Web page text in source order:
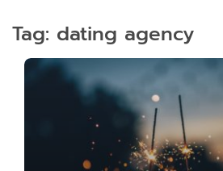
เกี่ยวกับเรา
บริการ
เรื่องราวคู่สำเร็จ
มีทแอนด์ลันช์ในสื่อต่างๆ
Tag: dating agency